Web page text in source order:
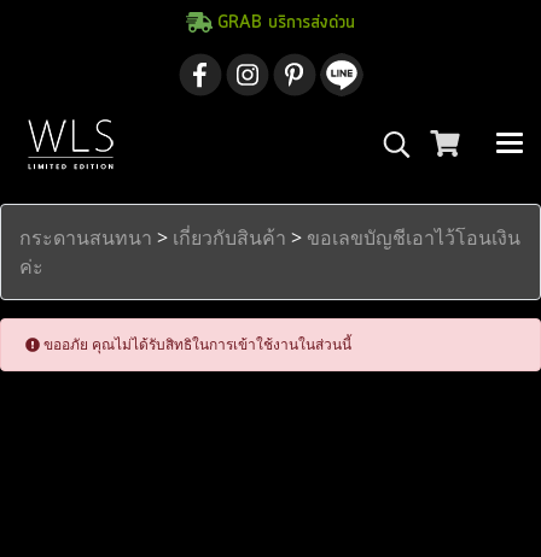
GRAB บริการส่งด่วน
กระดานสนทนา > เกี่ยวกับสินค้า > ขอเลขบัญชีเอาไว้โอนเงิน
ค่ะ
ขออภัย คุณไม่ได้รับสิทธิในการเข้าใช้งานในส่วนนี้